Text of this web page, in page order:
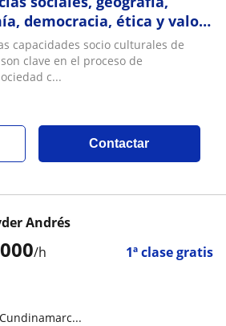
democracia, ética y valor,
capacidades socio culturales de
clave en el proceso de
c...
Contactar
/h 1ª clase gratis
Andrés